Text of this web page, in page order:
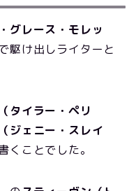
グレース・モレッ
駆け出しライターと
タイラー・ペリ
ジェニー・スレイ
くことでした。